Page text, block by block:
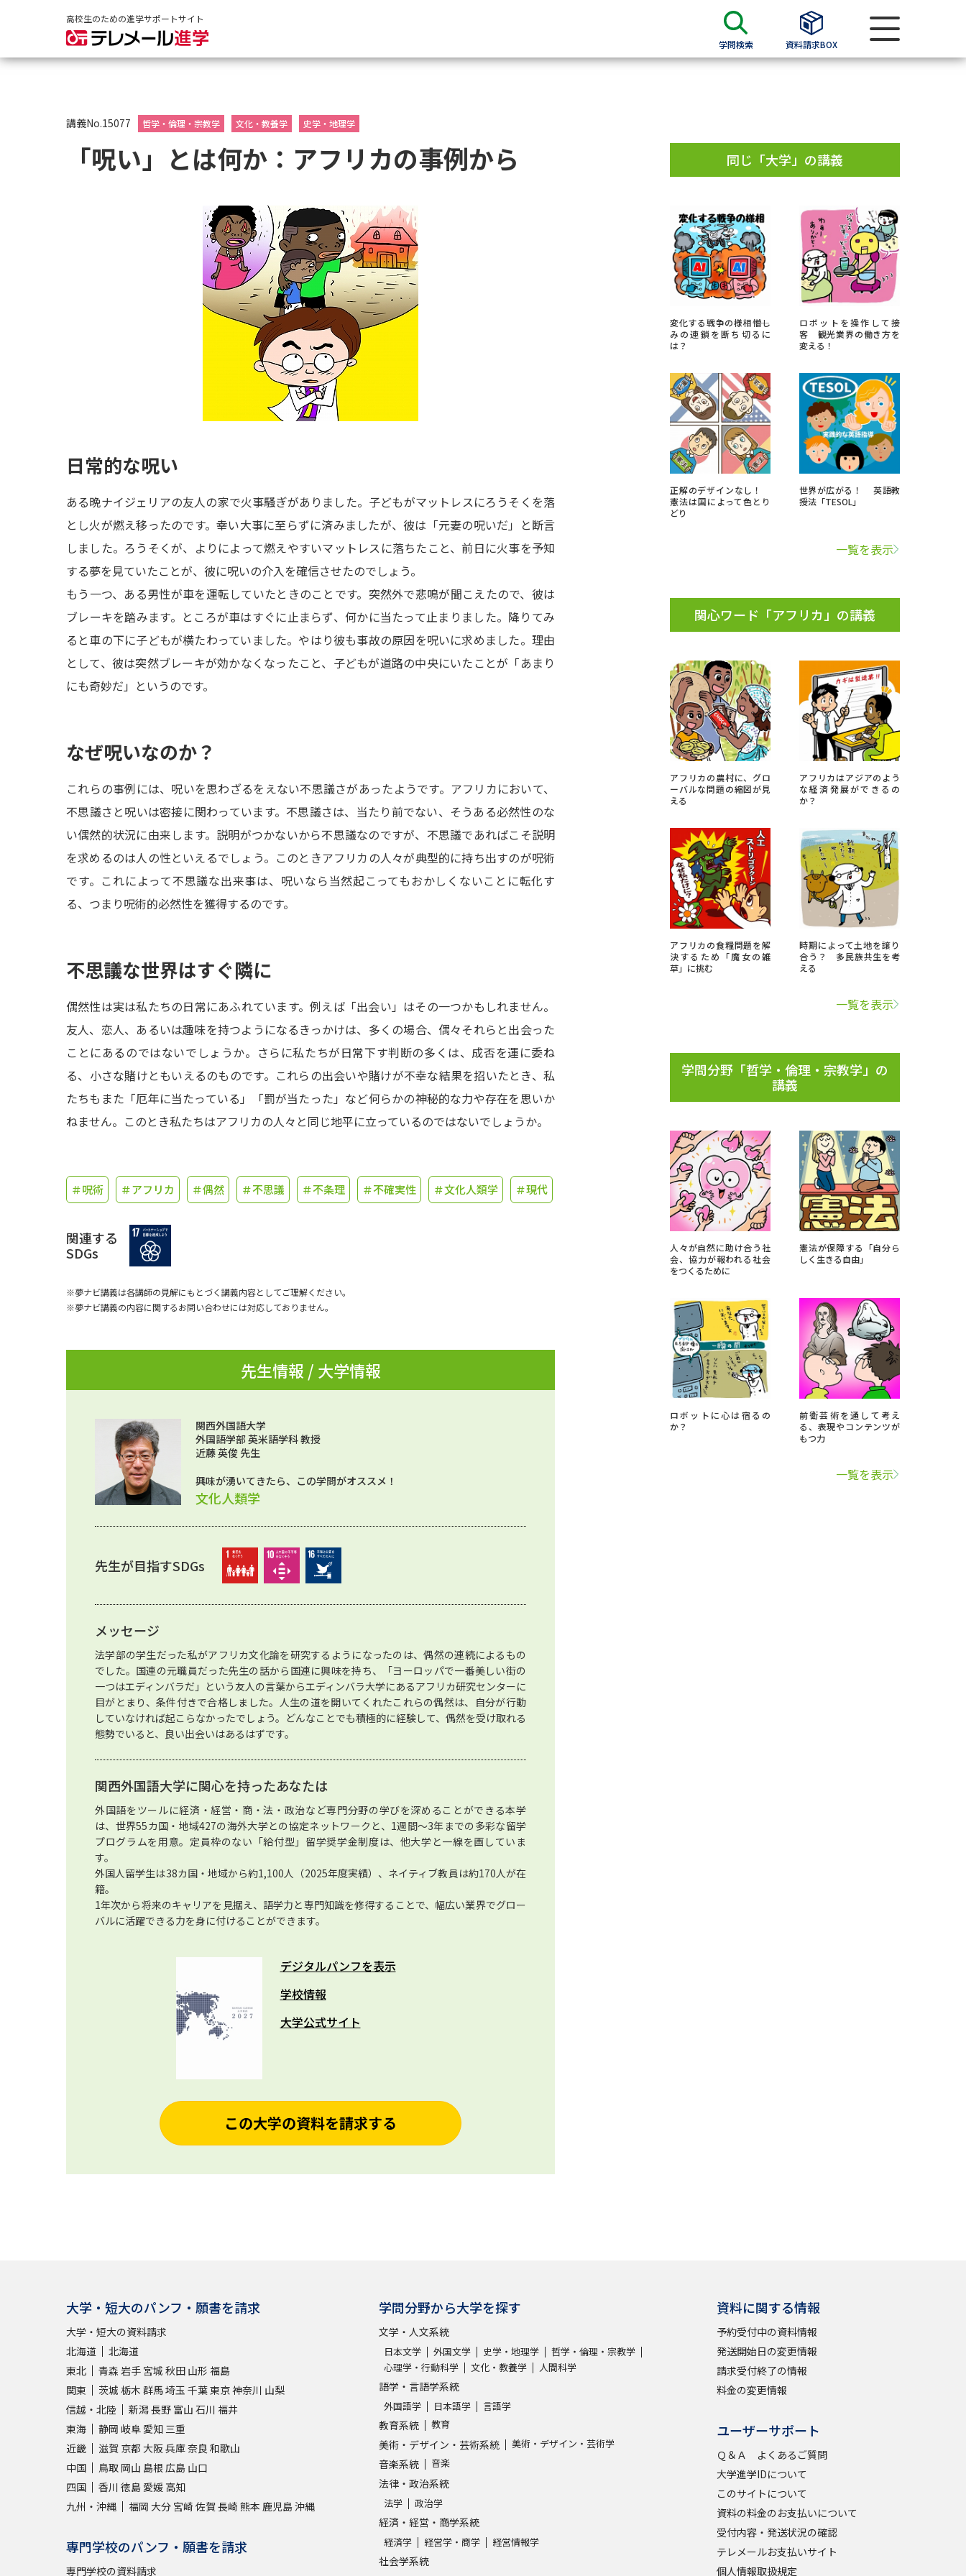
高校生のための進学サポートサイト
学問検索 資料請求BOX
大学・短大の資料種類から請求
大学パンフ
過去問題集
留学・進学関連、塾・予備校
大学入学共通テスト「受験上の配慮案内」の請求
高等学校卒業程度認定試験
小学校教員資格認定試験
大学検索
大学で学べる内容や特徴を調べる
新増設大学・学部・学科特集
新学年スタート号特集ページ（高3生用）
新学年スタート号特集ページ（高2生用）
SELFBRAND特集ページ
実施プログラムから探す
受験準備 資料検索
志望校・出願校を調べる
先輩が入学を決めた理由
新生活お役立ちガイド
学問発見
大学で学びたい学問発見
学問のミニ講義「夢ナビ講義」 夢ナビライブ
Ｑ＆Ａ よくあるご質問
このサイトについて
受付内容・発送状況の確認 テレメール
お支払いサイト
お問合せ先 テレメール進学カタログ訂正のご案内
講義No.15077 哲学・倫理・宗教学 文化・教養学 史学・地理学
「呪い」とは何か：アフリカの事例から
日常的な呪い
ある晩ナイジェリアの友人の家で火事騒ぎがありました。子どもがマットレスにろうそくを落
とし火が燃え移ったのです。幸い大事に至らずに済みましたが、彼は「元妻の呪いだ」と断言
しました。ろうそくが、よりによって燃えやすいマットレスに落ちたこと、前日に火事を予知
する夢を見ていたことが、彼に呪いの介入を確信させたのでしょう。
もう一つ、ある男性が車を運転していたときのことです。突然外で悲鳴が聞こえたので、彼は
ブレーキを踏みます。ところが車はすぐに止まらず、何かに当たって止まりました。降りてみ
ると車の下に子どもが横たわっていました。やはり彼も事故の原因を呪いに求めました。理由
として、彼は突然ブレーキが効かなくなったこと、子どもが道路の中央にいたことが「あまり
にも奇妙だ」というのです。
なぜ呪いなのか？
これらの事例には、呪いを思わざるをえない不思議さがあったようです。アフリカにおいて、
不思議さと呪いは密接に関わっています。不思議さは、当たり前でない、そうある必然性のな
い偶然的状況に由来します。説明がつかないから不思議なのですが、不思議であればこそ説明
を求めるのは人の性といえるでしょう。このときアフリカの人々が典型的に持ち出すのが呪術
です。これによって不思議な出来事は、呪いなら当然起こってもおかしくないことに転化す
る、つまり呪術的必然性を獲得するのです。
不思議な世界はすぐ隣に
偶然性は実は私たちの日常にあふれています。例えば「出会い」はその一つかもしれません。
友人、恋人、あるいは趣味を持つようになるきっかけは、多くの場合、偶々それらと出会った
ことにあるのではないでしょうか。さらに私たちが日常下す判断の多くは、成否を運に委ね
る、小さな賭けともいえるのものです。これらの出会いや賭けが不幸な結果を招いたとき、私
たちもまた「厄年に当たっている」「罰が当たった」など何らかの神秘的な力や存在を思いか
ねません。このとき私たちはアフリカの人々と同じ地平に立っているのではないでしょうか。
＃呪術 ＃アフリカ ＃偶然 ＃不思議 ＃不条理 ＃不確実性 ＃文化人類学 ＃現代
関連する
SDGs
※夢ナビ講義は各講師の見解にもとづく講義内容としてご理解ください。
※夢ナビ講義の内容に関するお問い合わせには対応しておりません。
先生情報 / 大学情報
関西外国語大学
外国語学部 英米語学科 教授
近藤 英俊 先生
興味が湧いてきたら、この学問がオススメ！
文化人類学
先生が目指すSDGs
メッセージ
法学部の学生だった私がアフリカ文化論を研究するようになったのは、偶然の連続によるもの
でした。国連の元職員だった先生の話から国連に興味を持ち、「ヨーロッパで一番美しい街の
一つはエディンバラだ」という友人の言葉からエディンバラ大学にあるアフリカ研究センターに
目がとまり、条件付きで合格しました。人生の道を開いてくれたこれらの偶然は、自分が行動
していなければ起こらなかったでしょう。どんなことでも積極的に経験して、偶然を受け取れる
態勢でいると、良い出会いはあるはずです。
関西外国語大学に関心を持ったあなたは
外国語をツールに経済・経営・商・法・政治など専門分野の学びを深めることができる本学
は、世界55カ国・地域427の海外大学との協定ネットワークと、1週間～3年までの多彩な留学
プログラムを用意。定員枠のない「給付型」留学奨学金制度は、他大学と一線を画していま
す。
外国人留学生は38カ国・地域から約1,100人（2025年度実績）、ネイティブ教員は約170人が在
籍。
1年次から将来のキャリアを見据え、語学力と専門知識を修得することで、幅広い業界でグロー
バルに活躍できる力を身に付けることができます。
デジタルパンフを表示
学校情報
大学公式サイト
この大学の資料を請求する
同じ「大学」の講義
変化する戦争の様相――憎し
みの連鎖を断ち切るに
は？
ロボットを操作して接
客 観光業界の働き方を
変える！
正解のデザインなし！
憲法は国によって色とり
どり
世界が広がる！ 英語教
授法「TESOL」
一覧を表示
関心ワード「アフリカ」の講義
アフリカの農村に、グロ
ーバルな問題の縮図が見
える
アフリカはアジアのよう
な経済発展ができるの
か？
アフリカの食糧問題を解
決するため「魔女の雑
草」に挑む
時期によって土地を譲り
合う？ 多民族共生を考
える
一覧を表示
学問分野「哲学・倫理・宗教学」の
講義
人々が自然に助け合う社
会、協力が報われる社会
をつくるために
憲法が保障する「自分ら
しく生きる自由」
ロボットに心は宿るの
か？
前衛芸術を通して考え
る、表現やコンテンツが
もつ力
一覧を表示
大学・短大のパンフ・願書を請求
大学・短大の資料請求
北海道
北海道
東北
青森 岩手 宮城 秋田 山形 福島
関東
茨城 栃木 群馬埼玉 千葉東京神奈川 山梨
信越・北陸
新潟長野 富山 石川 福井
東海
静岡 岐阜 愛知 三重
近畿
滋賀 京都 大阪兵庫奈良 和歌山
中国
鳥取 岡山 島根 広島 山口
四国
香川 徳島 愛媛 高知
九州・沖縄
福岡 大分 宮崎 佐賀 長崎 熊本 鹿児島沖縄
専門学校のパンフ・願書を請求
専門学校の資料請求
学問分野から大学を探す
文学・人文系統
日本文学 外国文学 史学・地理学
哲学・倫理・宗教学
心理学・行動科学
文化・教養学 人間科学
語学・言語学系統
外国語学 日本語学 言語学
教育系統 教育
美術・デザイン・芸術系統 美術・デザイン・芸術学
音楽系統 音楽
法律・政治系統
法学 政治学
経済・経営・商学系統
経済学 経営学・商学 経営情報学
社会学系統
資料に関する情報
予約受付中の資料情報
発送開始日の変更情報
請求受付終了の情報
料金の変更情報
ユーザーサポート
Ｑ＆Ａ よくあるご質問
大学進学IDについて
このサイトについて
資料の料金のお支払いについて
受付内容・発送状況の確認
テレメールお支払いサイト
個人情報取扱規定